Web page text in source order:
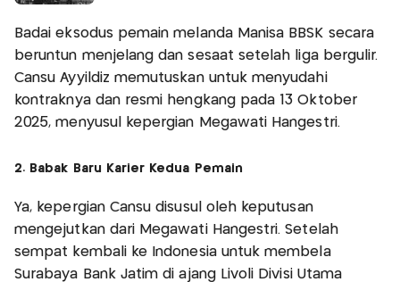
Badai eksodus pemain melanda Manisa BBSK secara
beruntun menjelang dan sesaat setelah liga bergulir.
Cansu Ayyildiz memutuskan untuk menyudahi
kontraknya dan resmi hengkang pada 13 Oktober
2025, menyusul kepergian Megawati Hangestri.
2. Babak Baru Karier Kedua Pemain
Ya, kepergian Cansu disusul oleh keputusan
mengejutkan dari Megawati Hangestri. Setelah
sempat kembali ke Indonesia untuk membela
Surabaya Bank Jatim di ajang Livoli Divisi Utama